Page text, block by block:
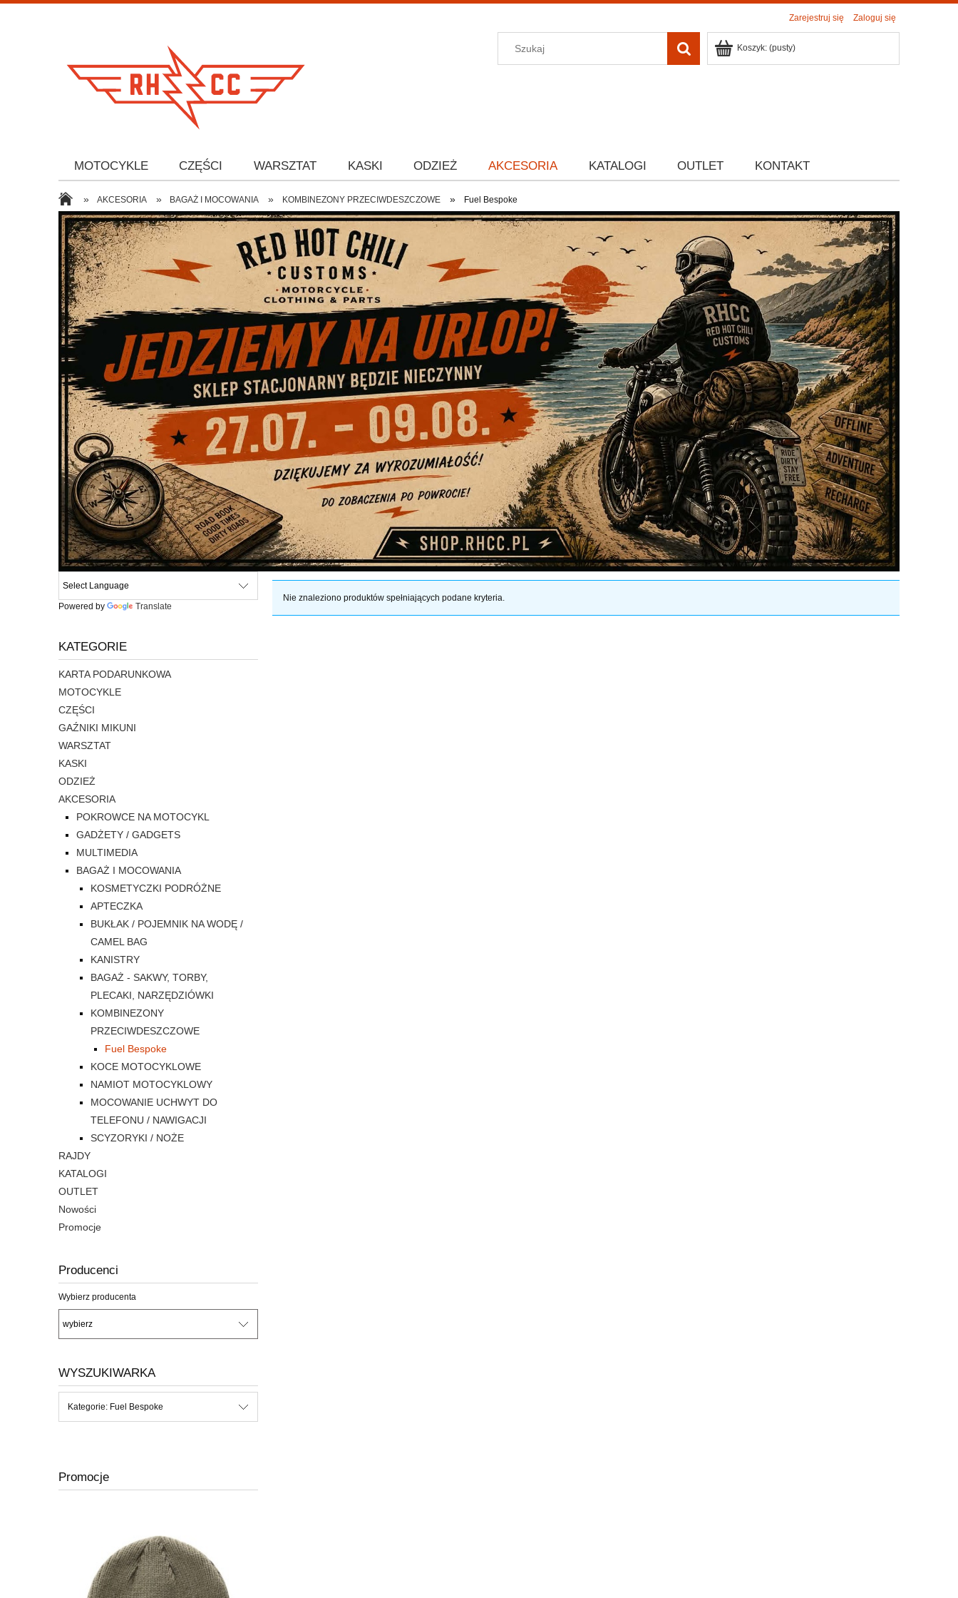
Zarejestruj się Zaloguj się
Koszyk: (pusty)
MOTOCYKLE CZĘŚCI WARSZTAT KASKI ODZIEŻ AKCESORIA KATALOGI OUTLET KONTAKT
» AKCESORIA » BAGAŻ I MOCOWANIA » KOMBINEZONY PRZECIWDESZCZOWE » Fuel Bespoke
Powered by Translate
KATEGORIE
KARTA PODARUNKOWA
MOTOCYKLE
CZĘŚCI
GAŹNIKI MIKUNI
WARSZTAT
KASKI
ODZIEŻ
AKCESORIA
POKROWCE NA MOTOCYKL
GADŻETY / GADGETS
MULTIMEDIA
BAGAŻ I MOCOWANIA
KOSMETYCZKI PODRÓŻNE
APTECZKA
BUKŁAK / POJEMNIK NA WODĘ /
CAMEL BAG
KANISTRY
BAGAŻ - SAKWY, TORBY,
PLECAKI, NARZĘDZIÓWKI
KOMBINEZONY
PRZECIWDESZCZOWE
Fuel Bespoke
KOCE MOTOCYKLOWE
NAMIOT MOTOCYKLOWY
MOCOWANIE UCHWYT DO
TELEFONU / NAWIGACJI
SCYZORYKI / NOŻE
RAJDY
KATALOGI
OUTLET
Nowości
Promocje
Producenci
Wybierz producenta
WYSZUKIWARKA
Kategorie: Fuel Bespoke
Promocje
Nie znaleziono produktów spełniających podane kryteria.